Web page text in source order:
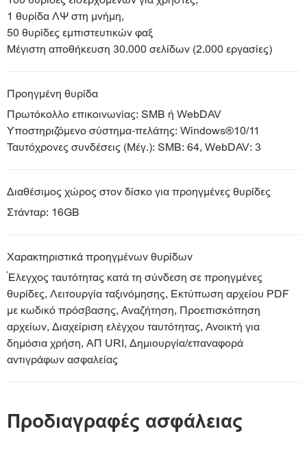
1 θυρίδα ΛΨ στη μνήμη,
50 θυρίδες εμπιστευτικών φαξ
Μέγιστη αποθήκευση 30.000 σελίδων (2.000 εργασίες)
Προηγμένη θυρίδα
Πρωτόκολλο επικοινωνίας: SMB ή WebDAV
Υποστηριζόμενο σύστημα-πελάτης: Windows®10/11
Ταυτόχρονες συνδέσεις (Μέγ.): SMB: 64, WebDAV: 3
Διαθέσιμος χώρος στον δίσκο για προηγμένες θυρίδες
Στάνταρ: 16GB
Χαρακτηριστικά προηγμένων θυρίδων
Έλεγχος ταυτότητας κατά τη σύνδεση σε προηγμένες
θυρίδες, Λειτουργία ταξινόμησης, Εκτύπωση αρχείου PDF
με κωδικό πρόσβασης, Αναζήτηση, Προεπισκόπηση
αρχείων, Διαχείριση ελέγχου ταυτότητας, Ανοικτή για
δημόσια χρήση, ΑΠ URI, Δημιουργία/επαναφορά
αντιγράφων ασφαλείας
Προδιαγραφές ασφάλειας